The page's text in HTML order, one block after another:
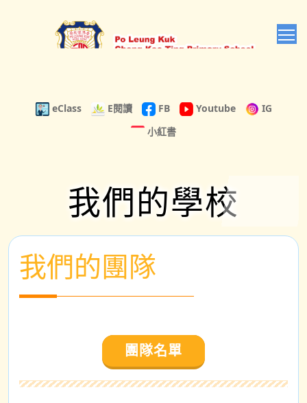
eClass E閱讀 FB Youtube
IG
小紅書
我們的學校
我們的團隊
團隊名單